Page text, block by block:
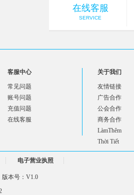
在线客服
SERVICE
客服中心
常见问题
账号问题
充值问题
在线客服
关于我们
友情链接
广告合作
公会合作
商务合作
LàmThêm
Thời Tiết
电子营业执照
本号：V1.0